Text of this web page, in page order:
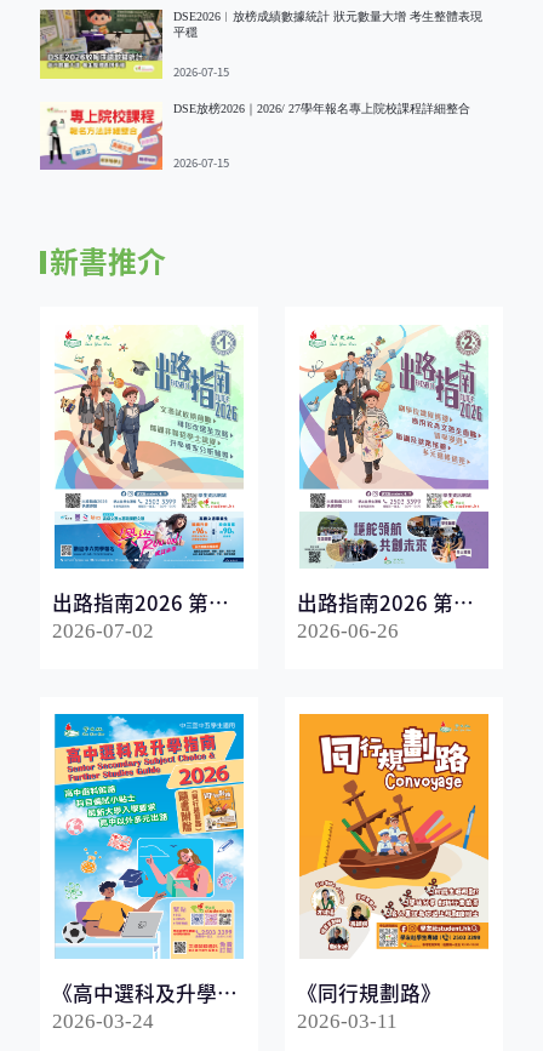
DSE2026︱放榜成績數據統計 狀元數量大增 考生整體表現
平穩
2026-07-15
DSE放榜2026｜2026/ 27學年報名專上院校課程詳細整合
2026-07-15
新書推介
出路指南2026 第一
冊
2026-07-02
出路指南2026 第二
冊
2026-06-26
《高中選科及升學指
南2026》
2026-03-24
《同行規劃路》
2026-03-11